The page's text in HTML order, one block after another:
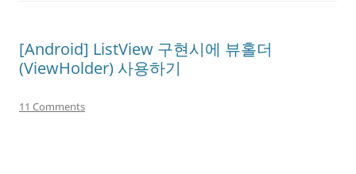
[Android] ListView 구현시에 뷰홀더
(ViewHolder) 사용하기
11 Comments